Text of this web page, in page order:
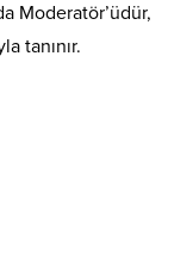
Moderatör’üdür,
tanınır.